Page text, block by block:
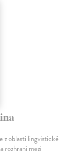
z oblasti lingvistické
rozhraní mezi